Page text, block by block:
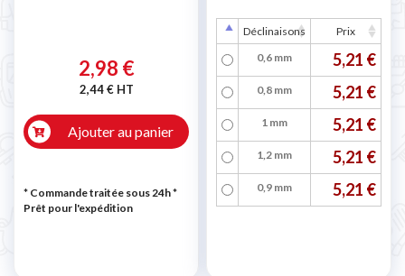
2,98 €
2,44 € HT
Ajouter au panier
* Commande traitée sous 24h*
Prêt pour l'expédition
Déclinaisons
Prix
0,6 mm
5,21 €
0,8 mm 5,21 €
1 mm 5,21 €
1,2 mm 5,21 €
0,9 mm 5,21 €